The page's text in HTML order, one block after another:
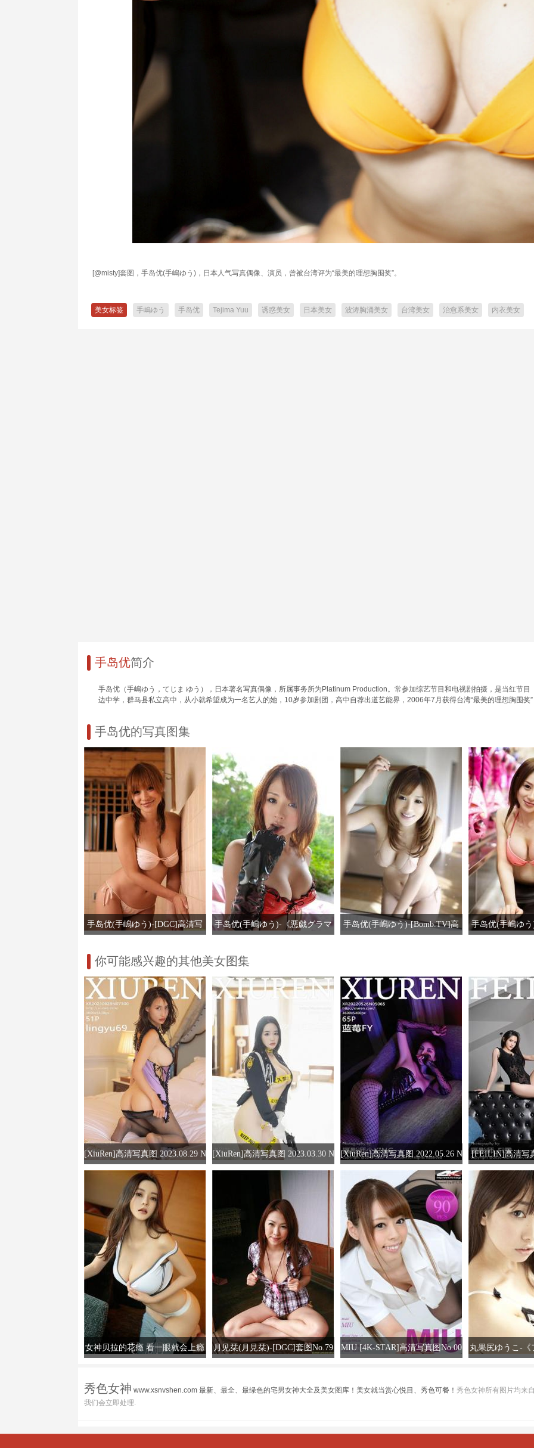
[@misty]套图，手岛优(手嶋ゆう)，日本人气写真偶像、演员，曾被台湾评为“最美的理想胸围奖”。
美女标签 手嶋ゆう 手岛优 Tejima Yuu 诱惑美女 日本美女 波涛胸涌美女 台湾美女 治愈系美女 内衣美女
手岛优简介
手岛优（手嶋ゆう，てじま ゆう），日本著名写真偶像，所属事务所为Platinum Production。常参加综艺节目和电视剧拍摄，是当红节
边中学，群马县私立高中，从小就希望成为一名艺人的她，10岁参加剧团，高中自荐出道艺能界，2006年7月获得台湾“最美的理想胸围
手岛优的写真图集
手岛优(手嶋ゆう)-[DGC]高清写 手岛优(手嶋ゆう)-《悪戯グラマ 手岛优(手嶋ゆう)-[Bomb.TV]高 手岛优(手嶋ゆ
你可能感兴趣的其他美女图集
[XiuRen]高清写真图 2023.08.29 N
o.7300 lingyu69 黑丝美腿
[XiuRen]高清写真图 2023.03.30 N
o.6497 汐汐爱吃草莓 制服美臀
[XiuRen]高清写真图 2022.05.26 N
o.5065 蓝莓FY
[FEILIN]高清写
女神贝拉的花瘾 看一眼就会上瘾 月见栞(月見栞)-[DGC]套图No.79 MIU [4K-STAR]高清写真图No.00 丸果尻ゆうこ-《
高清
秀色女神 www.xsnvshen.com 最新、最全、最绿色的宅男女神大全及美女图库！美女就当赏心悦目、秀色可餐！ 秀色女神所有图片均来
我们会立即处理.